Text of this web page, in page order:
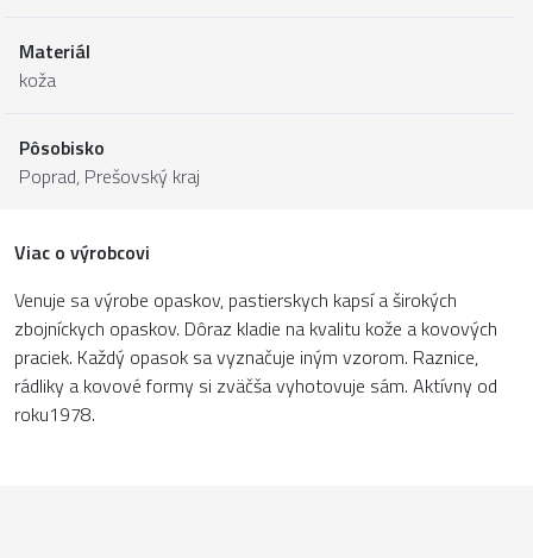
Materiál
koža
Pôsobisko
Poprad, Prešovský kraj
Viac o výrobcovi
Venuje sa výrobe opaskov, pastierskych kapsí a širokých
zbojníckych opaskov. Dôraz kladie na kvalitu kože a kovových
praciek. Každý opasok sa vyznačuje iným vzorom. Raznice,
rádliky a kovové formy si zväčša vyhotovuje sám. Aktívny od
roku1978.